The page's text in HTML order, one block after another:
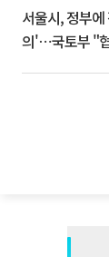
서울시, 정부
의'⋯국토부 "